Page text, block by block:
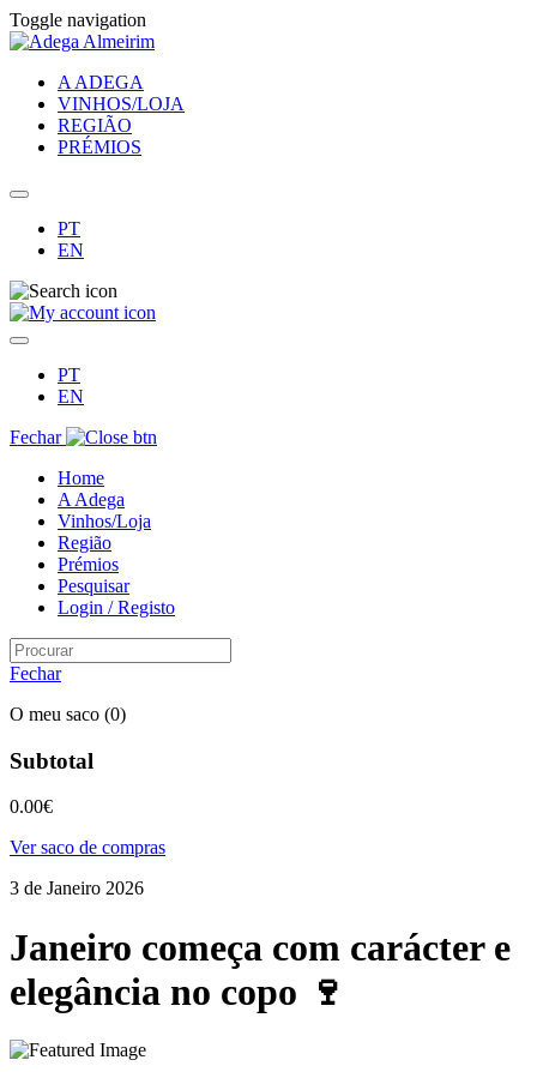
Toggle navigation
A ADEGA
VINHOS/LOJA
REGIÃO
PRÉMIOS
PT
EN
PT
EN
Fechar
Home
A Adega
Vinhos/Loja
Região
Prémios
Pesquisar
Login / Registo
Fechar
O meu saco (0)
Subtotal
0.00€
Ver saco de compras
3 de Janeiro 2026
Janeiro começa com carácter e
elegância no copo 🍷